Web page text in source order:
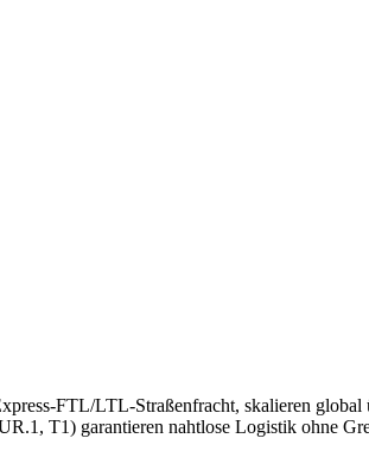
FTL/LTL-Straßenfracht, skalieren global
T1) garantieren nahtlose Logistik ohne